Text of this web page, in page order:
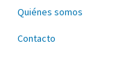
Quiénes somos
Contacto